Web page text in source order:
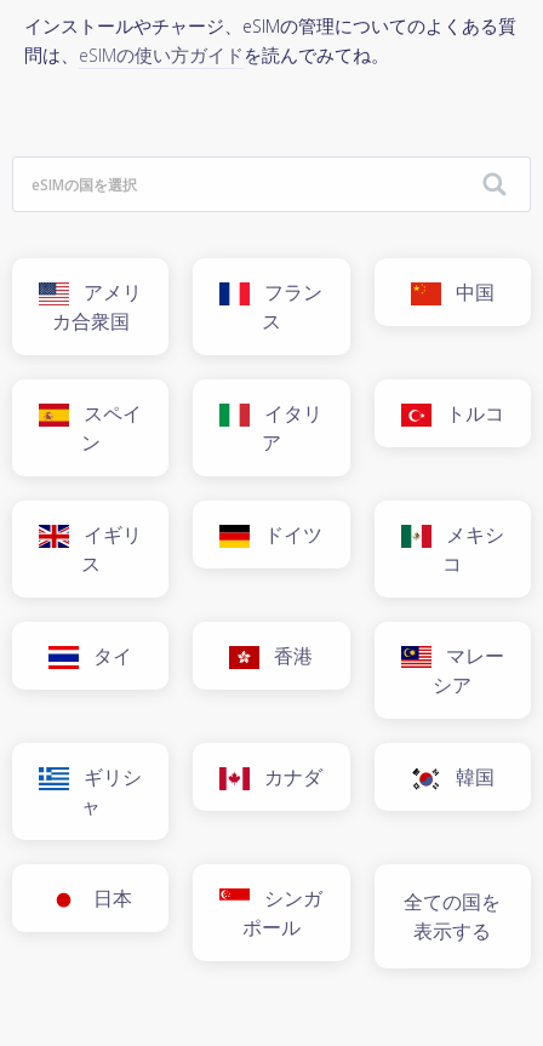
インストールやチャージ、eSIMの管理についてのよくある質
問は、 eSIMの使い方ガイド を読んでみてね。
アメリ
カ合衆国
フラン
ス
中国
スペイ
ン
イタリ
ア
トルコ
イギリ
ス
ドイツ
メキシ
コ
タイ 香港
マレー
シア
ギリシ
ャ
カナダ 韓国
日本
シンガ
ポール
全ての国を
表示する